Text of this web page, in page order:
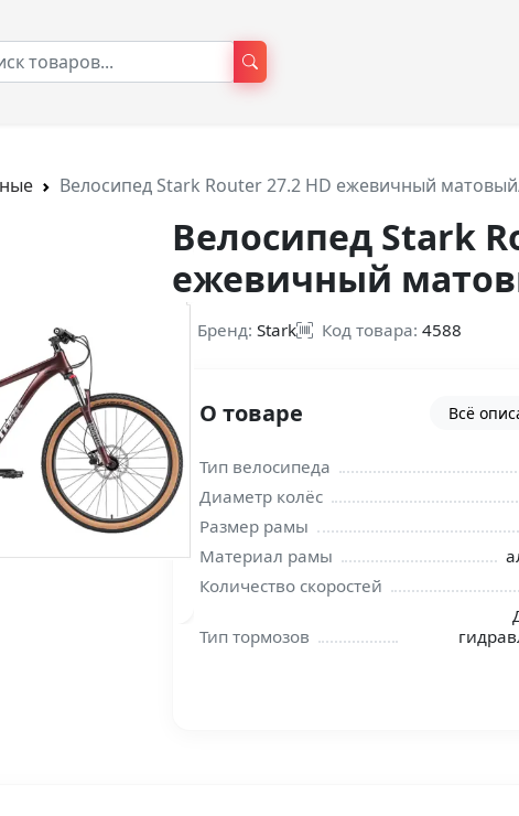
Велосипед Stark Router 27.2 HD ежевичный
Велосипед Stark
ежевичный
Бренд: Stark Код товара: 4588
О товаре Всё
Тип велосипеда
Диаметр колёс
Размер рамы
Материал рамы
Количество скоростей
Тип тормозов